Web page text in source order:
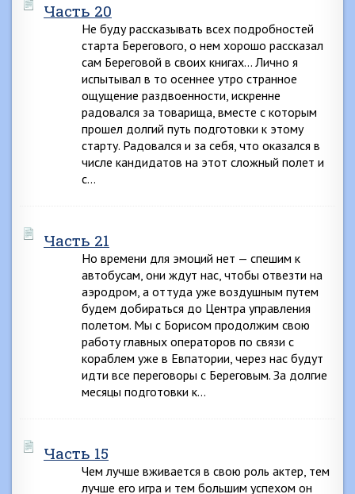
Часть 20
Не буду рассказывать всех подробностей
старта Берегового, о нем хорошо рассказал
сам Береговой в своих книгах… Лично я
испытывал в то осеннее утро странное
ощущение раздвоенности, искренне
радовался за товарища, вместе с которым
прошел долгий путь подготовки к этому
старту. Радовался и за себя, что оказался в
числе кандидатов на этот сложный полет и
с…
Часть 21
Но времени для эмоций нет — спешим к
автобусам, они ждут нас, чтобы отвезти на
аэродром, а оттуда уже воздушным путем
будем добираться до Центра управления
полетом. Мы с Борисом продолжим свою
работу главных операторов по связи с
кораблем уже в Евпатории, через нас будут
идти все переговоры с Береговым. За долгие
месяцы подготовки к…
Часть 15
Чем лучше вживается в свою роль актер, тем
лучше его игра и тем большим успехом он